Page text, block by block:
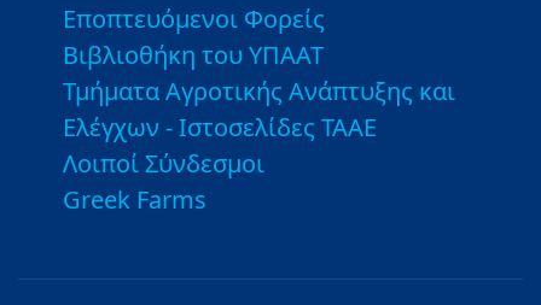
Εποπτευόμενοι Φορείς
Βιβλιοθήκη του ΥΠΑΑΤ
Τμήματα Αγροτικής Ανάπτυξης και
Ελέγχων - Ιστοσελίδες ΤΑΑΕ
Λοιποί Σύνδεσμοι
Greek Farms